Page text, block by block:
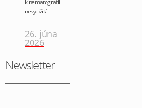
kinematografii
nevyužitá
26. júna
2026
Newsletter